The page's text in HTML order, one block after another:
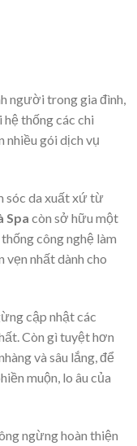
người trong gia đình,
thống các chi
nhiều gói dịch vụ
sóc da xuất xứ từ
Spa còn sở hữu một
công nghệ làm
vẹn nhất dành cho
cập nhật các
Còn gì tuyệt hơn
và sâu lắng, để
muộn, lo âu của
ngừng hoàn thiện